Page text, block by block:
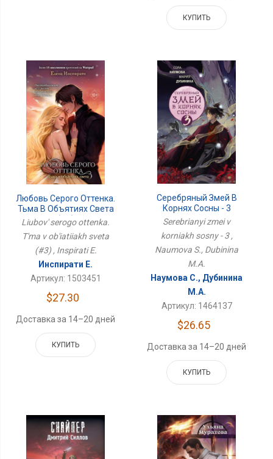
КУПИТЬ
Любовь Серого Оттенка.
Тьма В Объятиях Света
(#3)
Liubov' serogo ottenka.
T'ma v ob'iatiiakh sveta
(#3) , Inspirati E.
Инспирати Е.
Артикул: 1503451
$27.30
Доставка за 14–20 дней
КУПИТЬ
Серебряный Змей В
Корнях Сосны - 3
Serebrianyi zmei v
korniakh sosny - 3 ,
Naumova S., Dubinina
M.A.
Наумова С., Дубинина
М.А.
Артикул: 1464137
$26.65
Доставка за 14–20 дней
КУПИТЬ